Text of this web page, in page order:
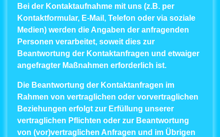
Bei der Kontaktaufnahme mit uns (z.B. per
Kontaktformular, E-Mail, Telefon oder via soziale
Medien) werden die Angaben der anfragenden
Personen verarbeitet, soweit dies zur
Beantwortung der Kontaktanfragen und etwaiger
angefragter Maßnahmen erforderlich ist.
Die Beantwortung der Kontaktanfragen im
Rahmen von vertraglichen oder vorvertraglichen
Beziehungen erfolgt zur Erfüllung unserer
vertraglichen Pflichten oder zur Beantwortung
von (vor)vertraglichen Anfragen und im Übrigen